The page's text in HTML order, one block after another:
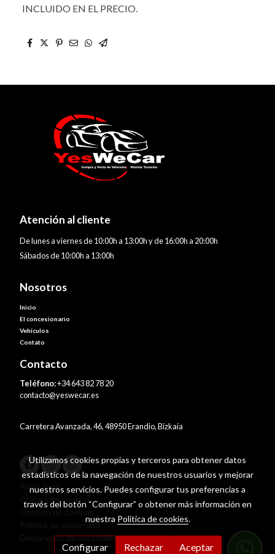
INCLUIDO EN EL PRECIO.
Atención al cliente
De lunes a viernes de 10:00h a 13:00h y de 16:00h a 20:00h
Sábados de 10:00h a 13:00h
Nosotros
Inicio
El concesionario
Vehículos
Contato
Contacto
Teléfono:+34 643 82 78 20
contacto@yeswecar.es
Carretera Avanzada, 46, 48950 Erandio, Bizkaia
Aviso legal
Política de cookies
Política de privacidad
Declaración de accesibilidad
Utilizamos cookies propias y terceros para obtener datos
estadísticos de la navegación de nuestros usuarios y mejorar
nuestros servicios. Puedes configurar tus preferencias a
través del botón “Configurar” o obtener más información en
nuestra Política de cookies.
Configurar Rechazar Aceptar